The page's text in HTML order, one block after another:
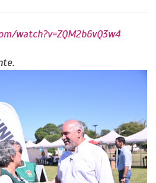
watch?v=ZQM2b6vQ3w4